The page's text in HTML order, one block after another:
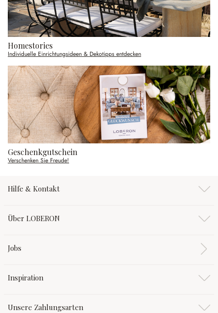
Homestories
Individuelle Einrichtungsideen & Dekotipps entdecken
Geschenkgutschein
Verschenken Sie Freude!
Hilfe & Kontakt
Über LOBERON
Jobs
Inspiration
Unsere Zahlungsarten